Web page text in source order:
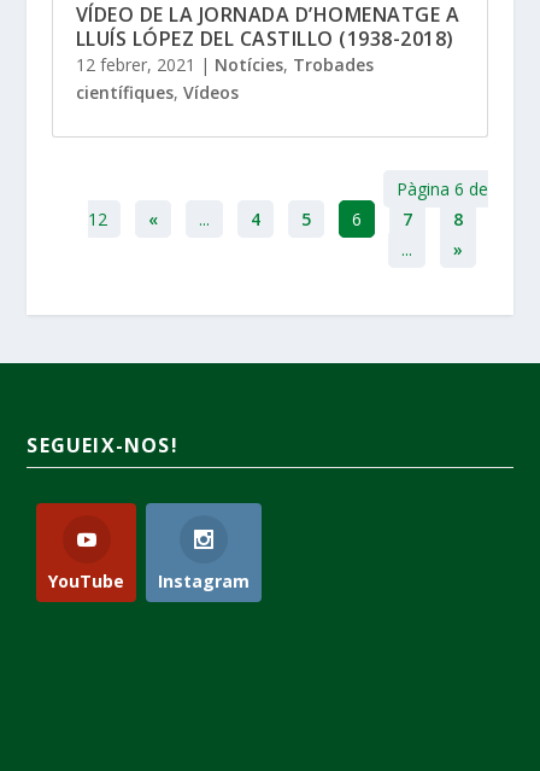
VÍDEO DE LA JORNADA D’HOMENATGE A
LLUÍS LÓPEZ DEL CASTILLO (1938-2018)
12 febrer, 2021 | Notícies, Trobades
científiques, Vídeos
Pàgina 6 de
12
« ... 4 5 6 7
8
...
»
SEGUEIX-NOS!
YouTube Instagram